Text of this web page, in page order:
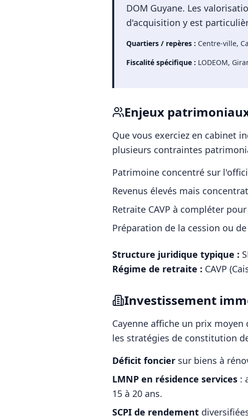
DOM Guyane. Les
d'acquisition y est
Quartiers / repères : Centre-ville,
Fiscalité spécifique : LODEOM,
Enjeux
Que vous exerciez en cabinet
plusieurs contraintes
Patrimoine concentré sur
Revenus élevés mais
Retraite CAVP à compléter
Préparation de la cession ou
Structure juridique typique :
Régime de retraite : CAVP
Investissement
Cayenne affiche un prix moyen
les stratégies de constitution
Déficit foncier sur biens à
LMNP en résidence services :
15 à 20 ans.
SCPI de rendement